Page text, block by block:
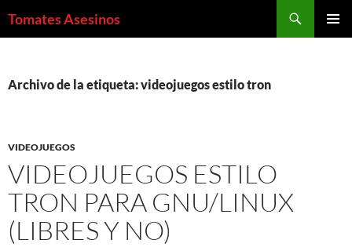
Tomates Asesinos
Archivo de la etiqueta: videojuegos estilo tron
VIDEOJUEGOS
VIDEOJUEGOS ESTILO
TRON PARA GNU/LINUX
(LIBRES Y NO)